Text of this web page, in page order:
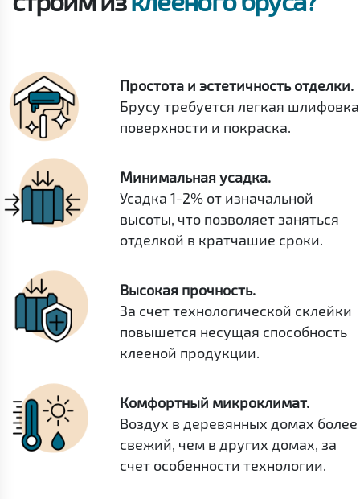
Простота и эстетичность отделки.
Брусу требуется легкая шлифовка
поверхности и покраска.
Минимальная усадка.
Усадка 1-2% от изначальной
высоты, что позволяет заняться
отделкой в кратчашие сроки.
Высокая прочность.
За счет технологической склейки
повышется несущая способность
клееной продукции.
Комфортный микроклимат.
Воздух в деревянных домах более
свежий, чем в других домах, за
счет особенности технологии.